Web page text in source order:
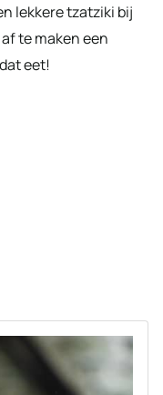
lekkere tzatziki bij
te maken een
eet!